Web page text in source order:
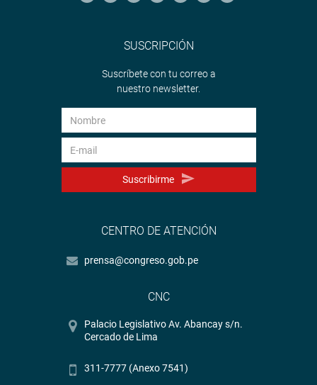
SUSCRIPCIÓN
Suscríbete con tu correo a
nuestro newsletter.
Suscribirme
CENTRO DE ATENCIÓN
prensa@congreso.gob.pe
CNC
Palacio Legislativo Av. Abancay s/n.
Cercado de Lima
311-7777 (Anexo 7541)